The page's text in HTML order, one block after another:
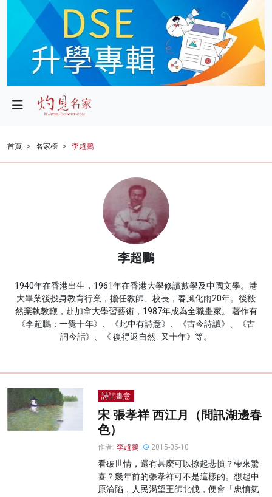
政局
財經
生活
名家榜
灼見活動
關於我們
首頁 名家榜 李超鵬
李超鵬
1940年在香港出生，1961年在香港大學修讀數學及中國文學。港
大畢業後投身教育行業，擔任教師、校長，春風化雨20年。後毅
然棄執教鞭，赴加拿大學習藝術，1987年成為全職畫家。 著作有
《李超鵬：一覺十年》、《此中有詩意》、《古今詩讀》、《古
詞今話》、《 復得返自然 : 又十年》等。
詩詞畫意
宋 張孝祥 西江月（問訊湖邊春
色）
作者: 李超鵬 2015-05-10
看破世情，還有甚麼可以撩起悲憤？帶來驚
喜？幾年前的張孝祥可不是這樣的。想起中
原淪陷，人民渴望王師北伐，便會「忠憤氣